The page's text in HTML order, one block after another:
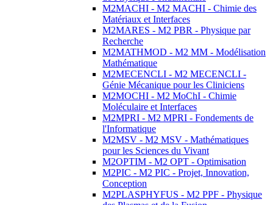
M2MACHI - M2 MACHI - Chimie des
Matériaux et Interfaces
M2MARES - M2 PBR - Physique par
Recherche
M2MATHMOD - M2 MM - Modélisation
Mathématique
M2MECENCLI - M2 MECENCLI -
Génie Mécanique pour les Cliniciens
M2MOCHI - M2 MoChI - Chimie
Moléculaire et Interfaces
M2MPRI - M2 MPRI - Fondements de
l'Informatique
M2MSV - M2 MSV - Mathématiques
pour les Sciences du Vivant
M2OPTIM - M2 OPT - Optimisation
M2PIC - M2 PIC - Projet, Innovation,
Conception
M2PLASPHYFUS - M2 PPF - Physique